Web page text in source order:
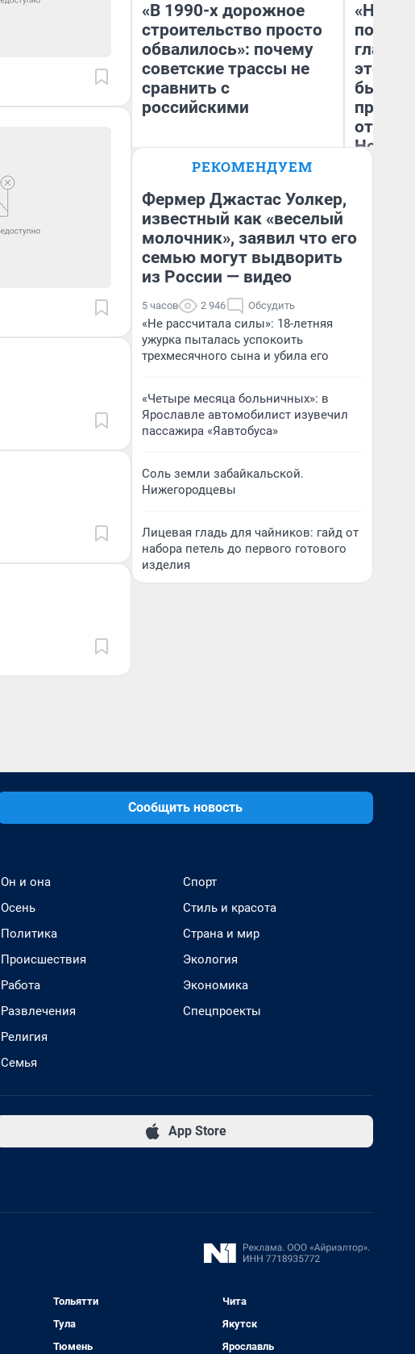
«В 1990-х дорожное
строительство просто
обвалилось»: почему
советские трассы не
сравнить с
российскими
Блогер, предприниматель,
бизнесе
этого
бьет
отзыв
Нолана
РЕКОМЕНДУЕМ
Фермер Джастас Уолкер,
известный как «веселый
молочник», заявил что его
семью могут выдворить
из России — видео
5 часов 2 946 Обсудить
«Не рассчитала силы»: 18-летняя
ужурка пыталась успокоить
трехмесячного сына и убила его
«Четыре месяца больничных»: в
Ярославле автомобилист изувечил
пассажира «Яавтобуса»
Соль земли забайкальской.
Нижегородцевы
Лицевая гладь для чайников: гайд от
набора петель до первого готового
изделия
Сообщить новость
Он и она
Осень
Политика
Происшествия
Работа
Развлечения
Религия
Семья
Спорт
Стиль и красота
Страна и мир
Экология
Экономика
Спецпроекты
App Store
Тольятти
Тула
Тюмень
Чита
Якутск
Ярославль